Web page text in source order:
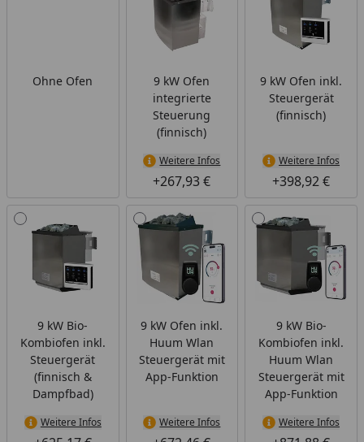
Ohne Ofen
9 kW Ofen
integrierte
Steuerung
(finnisch)
Weitere Infos
+267,93 €
9 kW Ofen inkl.
Steuergerät
(finnisch)
Weitere Infos
+398,92 €
9 kW Bio-
Kombiofen inkl.
Steuergerät
(finnisch &
Dampfbad)
Weitere Infos
9 kW Ofen inkl.
Huum Wlan
Steuergerät mit
App-Funktion
Weitere Infos
9 kW Bio-
Kombiofen inkl.
Huum Wlan
Steuergerät mit
App-Funktion
Weitere Infos